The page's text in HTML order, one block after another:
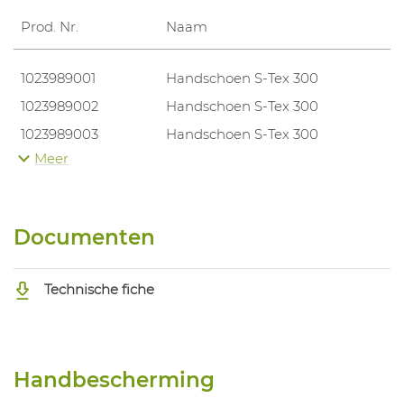
Prod. Nr. Naam
1023989001
Handschoen S-Tex 300
1023989002
Handschoen S-Tex 300
1023989003
Handschoen S-Tex 300
1023989004
Meer
Documenten
Technische fiche
Handbescherming